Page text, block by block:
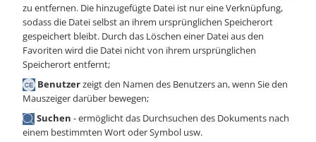
zu entfernen. Die hinzugefügte Datei ist nur eine Verknüpfung,
sodass die Datei selbst an ihrem ursprünglichen Speicherort
gespeichert bleibt. Durch das Löschen einer Datei aus den
Favoriten wird die Datei nicht von ihrem ursprünglichen
Speicherort entfernt;
Benutzerzeigt den Namen des Benutzers an, wenn Sie den
Mauszeiger darüber bewegen;
Suchen - ermöglicht das Durchsuchen des Dokuments nach
einem bestimmten Wort oder Symbol usw.